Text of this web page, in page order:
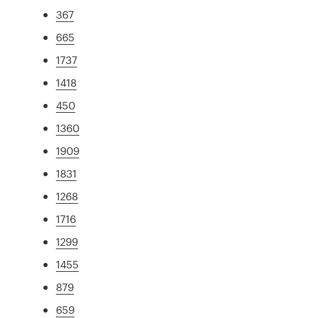
367
665
1737
1418
450
1360
1909
1831
1268
1716
1299
1455
879
659